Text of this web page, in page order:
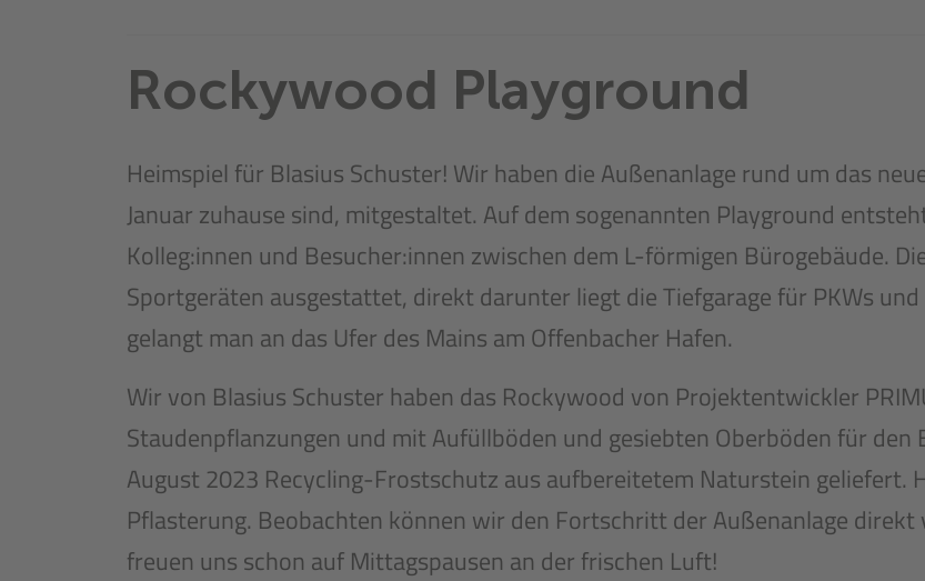
Rockywood Playground
Heimspiel für Blasius Schuster! Wir haben die Außenanlage rund um das
Januar zuhause sind, mitgestaltet. Auf dem sogenannten Playground
Kolleg:innen und Besucher:innen zwischen dem L-förmigen Bürogebäude.
Sportgeräten ausgestattet, direkt darunter liegt die Tiefgarage für PKWs und
gelangt man an das Ufer des Mains am Offenbacher Hafen.
Wir von Blasius Schuster haben das Rockywood von Projektentwickler
Staudenpflanzungen und mit Aufüllböden und gesiebten Oberböden für
August 2023 Recycling-Frostschutz aus aufbereitetem Naturstein geliefert.
Pflasterung. Beobachten können wir den Fortschritt der Außenanlage
freuen uns schon auf Mittagspausen an der frischen Luft!